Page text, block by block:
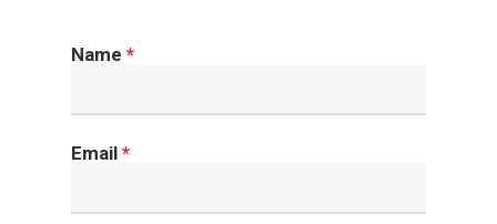
Name *
Email *